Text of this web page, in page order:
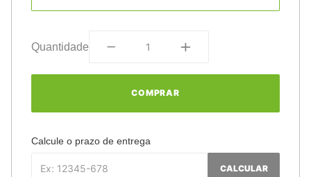
Quantidade
COMPRAR
Calcule o prazo de entrega
CALCULAR